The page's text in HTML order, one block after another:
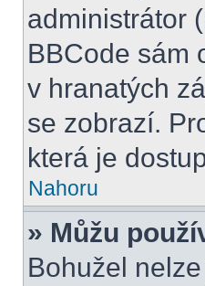
administrátor
BBCode sám
v hranatých
se zobrazí.
která je
Nahoru
» Můžu
Bohužel